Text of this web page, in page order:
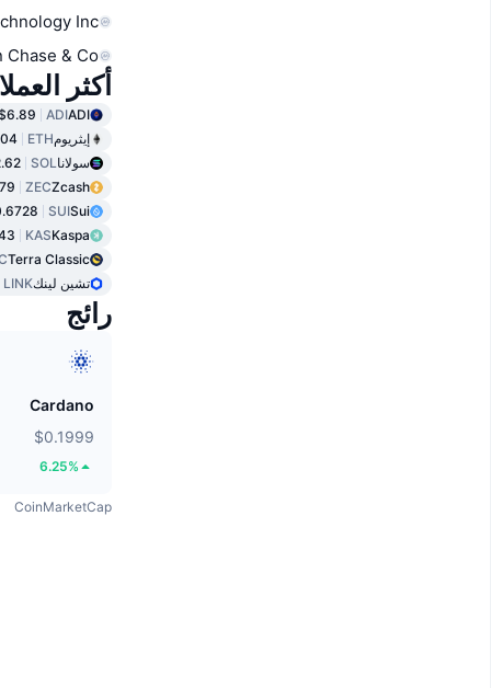
Inc
Chase & Co
أكثر
ADI
ADI
إيثريومETH
سولانا SOL
Zcash
ZEC
Sui
SUI
Kaspa
KAS
Terra Classic
تشين لينكLINK
رائج
Cardano
$0.1999
6.25%
CoinMarketCap